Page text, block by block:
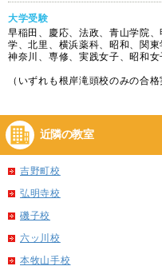
大学受験
早稲田、慶応、法政、青山学院
学、北里、横浜薬科、昭和、関
神奈川、専修、実践女子、昭和
（いずれも根岸滝頭校のみの合格
近隣の教室
吉野町校
弘明寺校
磯子校
六ッ川校
本牧山手校